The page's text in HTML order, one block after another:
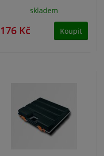
skladem
176 Kč Koupit